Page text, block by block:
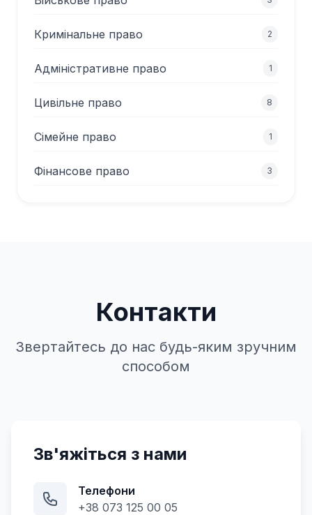
Кримінальне право 2
Адміністративне право 1
Цивільне право 8
Сімейне право 1
Фінансове право 3
Контакти
Звертайтесь до нас будь-яким зручним
способом
Зв'яжіться з нами
Телефони
+38 073 125 00 05